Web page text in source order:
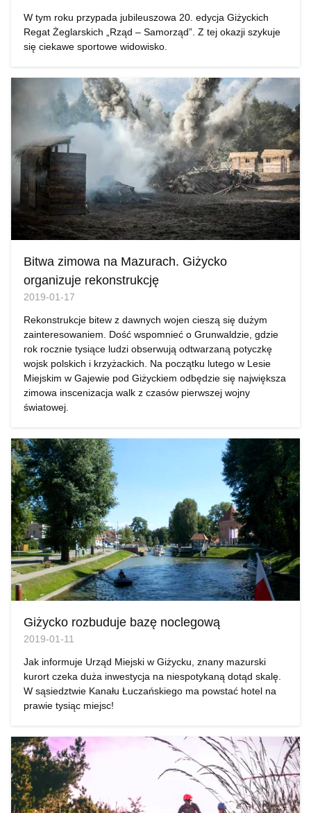
W tym roku przypada jubileuszowa 20. edycja Giżyckich
Regat Żeglarskich „Rząd – Samorząd”. Z tej okazji szykuje
się ciekawe sportowe widowisko.
Bitwa zimowa na Mazurach. Giżycko
organizuje rekonstrukcję
2019-01-17
Rekonstrukcje bitew z dawnych wojen cieszą się dużym
zainteresowaniem. Dość wspomnieć o Grunwaldzie, gdzie
rok rocznie tysiące ludzi obserwują odtwarzaną potyczkę
wojsk polskich i krzyżackich. Na początku lutego w Lesie
Miejskim w Gajewie pod Giżyckiem odbędzie się największa
zimowa inscenizacja walk z czasów pierwszej wojny
światowej.
Giżycko rozbuduje bazę noclegową
2019-01-11
Jak informuje Urząd Miejski w Giżycku, znany mazurski
kurort czeka duża inwestycja na niespotykaną dotąd skalę.
W sąsiedztwie Kanału Łuczańskiego ma powstać hotel na
prawie tysiąc miejsc!